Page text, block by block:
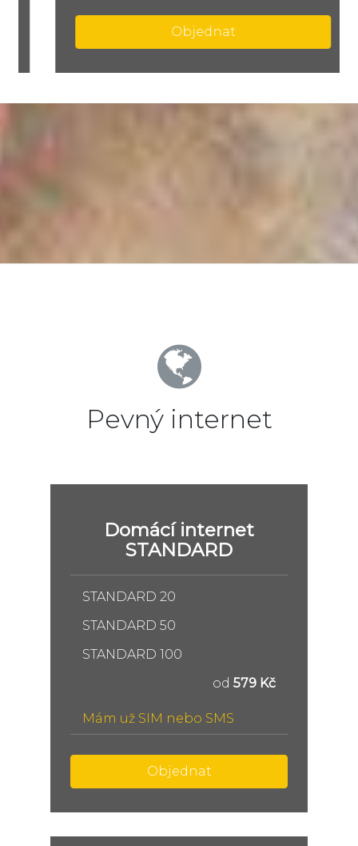
Objednat
Pevný internet
Domácí internet
STANDARD
STANDARD 20
STANDARD 50
STANDARD 100
od 579 Kč
Mám už SIM nebo SMS
Objednat